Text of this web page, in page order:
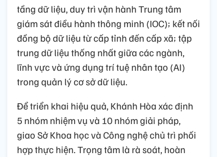
tầng dữ liệu, duy trì vận hành Trung tâm
giám sát điều hành thông minh (IOC); kết nối
đồng bộ dữ liệu từ cấp tỉnh đến cấp xã; tập
trung dữ liệu thống nhất giữa các ngành,
lĩnh vực và ứng dụng trí tuệ nhân tạo (AI)
trong quản lý cơ sở dữ liệu.
Để triển khai hiệu quả, Khánh Hòa xác định
5 nhóm nhiệm vụ và 10 nhóm giải pháp,
giao Sở Khoa học và Công nghệ chủ trì phối
hợp thực hiện. Trọng tâm là rà soát, hoàn